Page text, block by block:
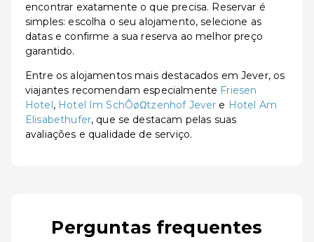
encontrar exatamente o que precisa. Reservar é
simples: escolha o seu alojamento, selecione as
datas e confirme a sua reserva ao melhor preço
garantido.
Entre os alojamentos mais destacados em Jever, os
viajantes recomendam especialmente Friesen
Hotel, Hotel Im SchÔøΩtzenhof Jever e Hotel Am
Elisabethufer, que se destacam pelas suas
avaliações e qualidade de serviço.
Perguntas frequentes